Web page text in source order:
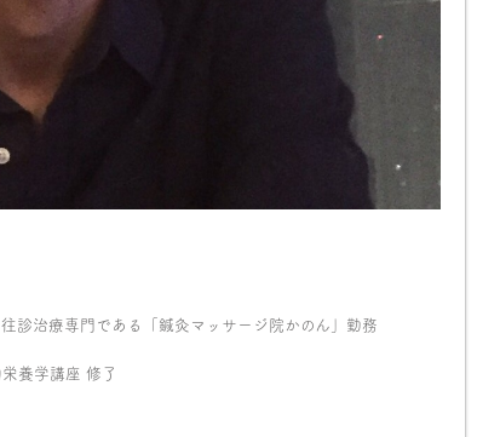
診治療専門である「鍼灸マッサージ院かのん」勤務
養学講座 修了